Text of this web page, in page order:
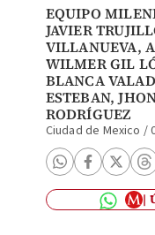
EQUIPO
JAVIER
VILLANUEVA,
WILMER GIL
BLANCA
ESTEBAN,
RODRÍGUEZ
Ciudad de Mexico /